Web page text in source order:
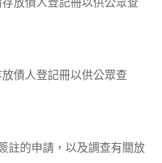
債人登記冊以供公眾查
註的申請，以及調查有關放